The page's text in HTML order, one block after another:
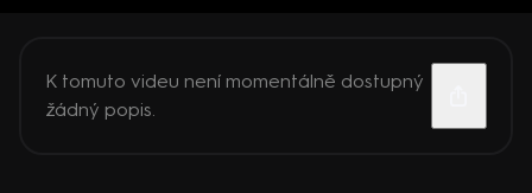
K tomuto videu není momentálně dostupný
žádný popis.